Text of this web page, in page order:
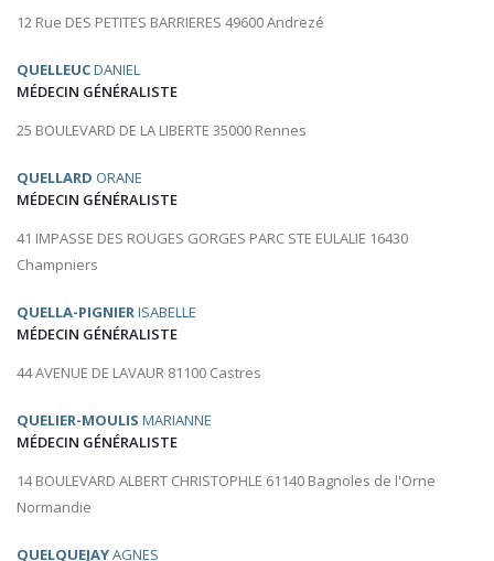
12 Rue DES PETITES BARRIERES 49600 Andrezé
QUELLEUCDANIEL
MÉDECIN GÉNÉRALISTE
25 BOULEVARD DE LA LIBERTE 35000 Rennes
QUELLARD ORANE
MÉDECIN GÉNÉRALISTE
41 IMPASSE DES ROUGES GORGES PARC STE EULALIE 16430
Champniers
QUELLA-PIGNIERISABELLE
MÉDECIN GÉNÉRALISTE
44 AVENUE DE LAVAUR 81100 Castres
QUELIER-MOULIS MARIANNE
MÉDECIN GÉNÉRALISTE
14 BOULEVARD ALBERT CHRISTOPHLE 61140 Bagnoles de l'Orne
Normandie
QUELQUEJAYAGNES